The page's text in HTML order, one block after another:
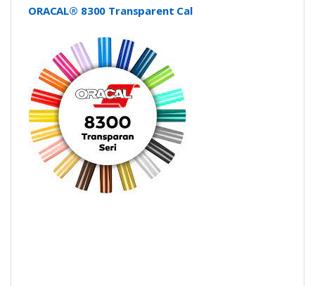
ORACAL® 8300 Transparent Cal